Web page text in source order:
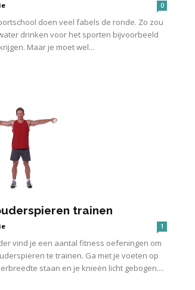
0
doen veel fabels de ronde. Zo zou
drinken voor het sporten bijvoorbeeld
Maar je moet wel...
trainen
1
vind je een aantal fitness oefeningen om
te trainen. Ga met je voeten op
staan en je knieën licht gebogen....